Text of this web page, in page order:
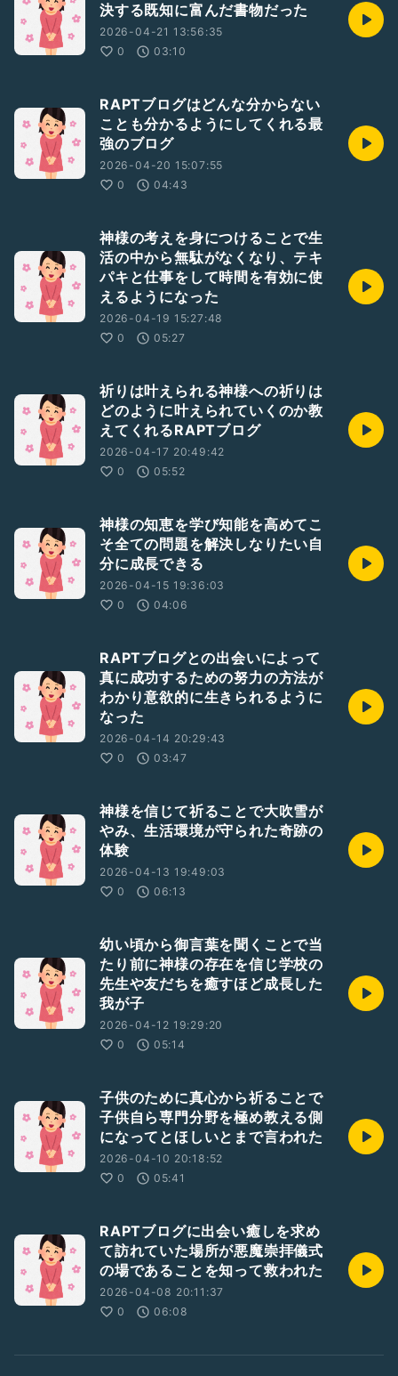
決する既知に富んだ書物だった
2026-04-21 13:56:35
0
03:10
RAPTブログはどんな分からない
ことも分かるようにしてくれる最
強のブログ
2026-04-20 15:07:55
0
04:43
神様の考えを身につけることで生
活の中から無駄がなくなり、テキ
パキと仕事をして時間を有効に使
えるようになった
2026-04-19 15:27:48
0
05:27
祈りは叶えられる神様への祈りは
どのように叶えられていくのか教
えてくれるRAPTブログ
2026-04-17 20:49:42
0
05:52
神様の知恵を学び知能を高めてこ
そ全ての問題を解決しなりたい自
分に成長できる
2026-04-15 19:36:03
0
04:06
RAPTブログとの出会いによって
真に成功するための努力の方法が
わかり意欲的に生きられるように
なった
2026-04-14 20:29:43
0
03:47
神様を信じて祈ることで大吹雪が
やみ、生活環境が守られた奇跡の
体験
2026-04-13 19:49:03
0
06:13
幼い頃から御言葉を聞くことで当
たり前に神様の存在を信じ学校の
先生や友だちを癒すほど成長した
我が子
2026-04-12 19:29:20
0
05:14
子供のために真心から祈ることで
子供自ら専門分野を極め教える側
になってとほしいとまで言われた
2026-04-10 20:18:52
0
05:41
RAPTブログに出会い癒しを求め
て訪れていた場所が悪魔崇拝儀式
の場であることを知って救われた
2026-04-08 20:11:37
0
06:08